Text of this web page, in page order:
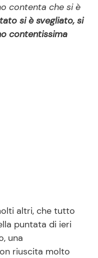
contenta che si è
si è svegliato, si
contentissima
altri, che tutto
puntata di ieri
una
riuscita molto